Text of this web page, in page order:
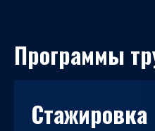
Программы
Стажировка